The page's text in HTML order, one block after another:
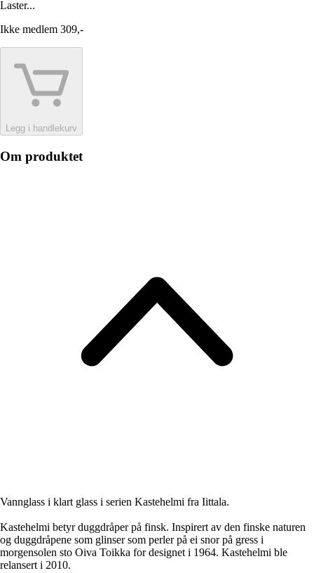
Laster...
Ikke medlem 309,-
Legg i handlekurv
Om produktet
Vannglass i klart glass i serien Kastehelmi fra Iittala.
Kastehelmi betyr duggdråper på finsk. Inspirert av den finske naturen
og duggdråpene som glinser som perler på ei snor på gress i
morgensolen sto Oiva Toikka for designet i 1964. Kastehelmi ble
relansert i 2010.